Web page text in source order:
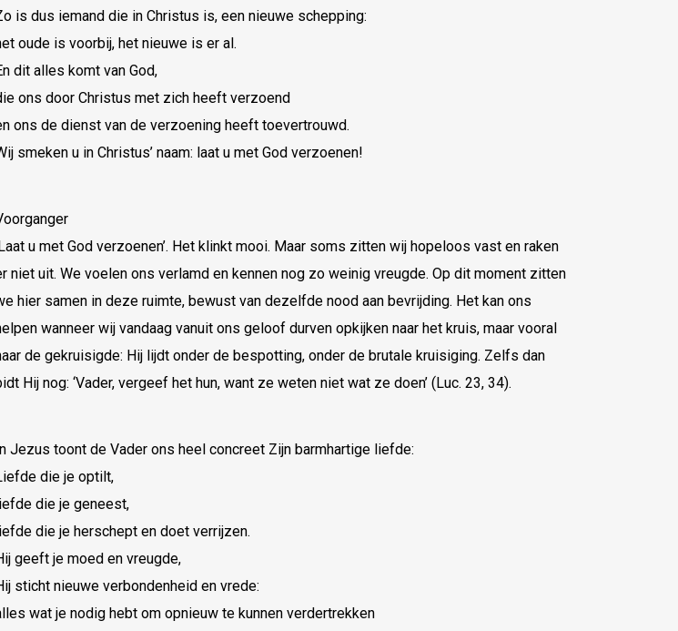
is dus iemand die in Christus is, een nieuwe schepping:
oude is voorbij, het nieuwe is er al.
dit alles komt van God,
ons door Christus met zich heeft verzoend
ons de dienst van de verzoening heeft toevertrouwd.
smeken u in Christus’ naam: laat u met God verzoenen!
u met God verzoenen’. Het klinkt mooi. Maar soms zitten wij hopeloos vast en raken
niet uit. We voelen ons verlamd en kennen nog zo weinig vreugde. Op dit moment zitten
hier samen in deze ruimte, bewust van dezelfde nood aan bevrijding. Het kan ons
wanneer wij vandaag vanuit ons geloof durven opkijken naar het kruis, maar vooral
de gekruisigde: Hij lijdt onder de bespotting, onder de brutale kruisiging. Zelfs dan
Hij nog: ‘Vader, vergeef het hun, want ze weten niet wat ze doen’ (Luc. 23, 34).
Jezus toont de Vader ons heel concreet Zijn barmhartige liefde:
die je optilt,
die je geneest,
die je herschept en doet verrijzen.
geeft je moed en vreugde,
sticht nieuwe verbondenheid en vrede:
wat je nodig hebt om opnieuw te kunnen verdertrekken